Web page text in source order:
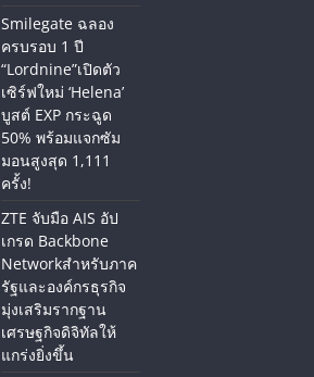
Smilegate ฉลอง
ครบรอบ 1 ปี
“Lordnine”เปิดตัว
เซิร์ฟใหม่ ‘Helena’
บูสต์ EXP กระฉูด
50% พร้อมแจกซัม
มอนสูงสุด 1,111
ครั้ง!
ZTE จับมือ AIS อัป
เกรด Backbone
Networkสำหรับภาค
รัฐและองค์กรธุรกิจ
มุ่งเสริมรากฐาน
เศรษฐกิจดิจิทัลให้
แกร่งยิ่งขึ้น